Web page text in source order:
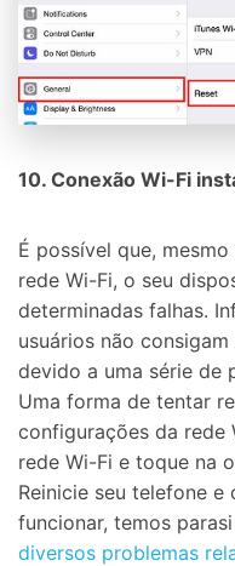
50M+ usuários,
Desbloqueie e
Recupere,
Tecnologia de IA,
Abrir APP
10. Conexão Wi-Fi
É possível que,
rede Wi-Fi, o seu
determinadas falhas.
usuários não
devido a uma série de
Uma forma de tentar
configurações da rede
rede Wi-Fi e toque na
Reinicie seu telefone e
funcionar, temos
diversos problemas